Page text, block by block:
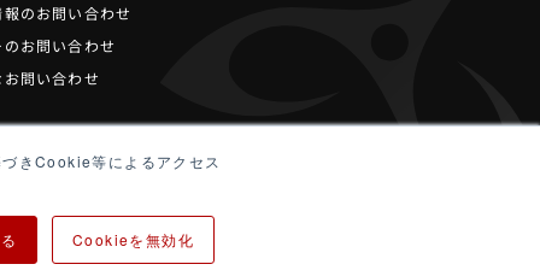
きCookie等によるアクセス
Cookieを無効化
のお問い合わせ
お問い合わせ
問い合わせ
ポリシー サイトマップ